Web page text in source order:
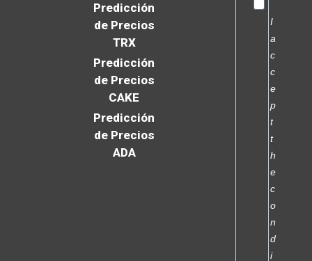
Predicción
de Precios
TRX
Predicción
de Precios
CAKE
Predicción
de Precios
ADA
I
a
c
c
e
p
t
t
h
e
c
o
n
d
i